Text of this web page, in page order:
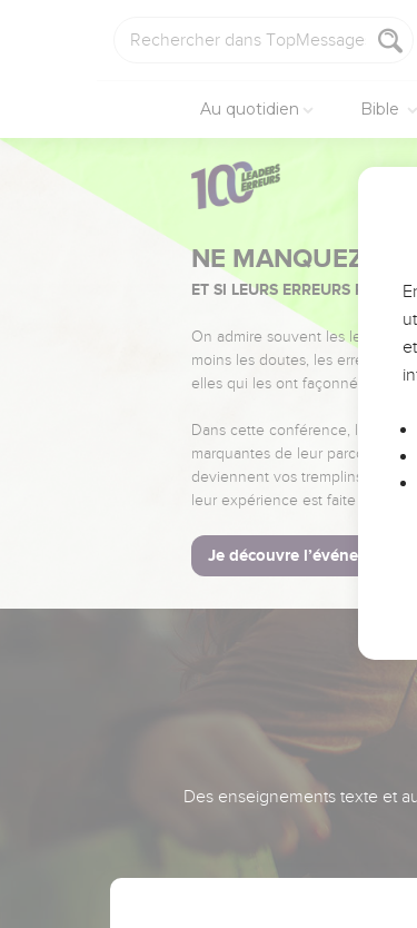
Au quotidien Bible
NE MANQUEZ PAS
ET SI LEURS ERREURS
On admire souvent les leaders
moins les doutes, les erreurs et
elles qui les ont façonnés.
Dans cette conférence, leaders,
marquantes de leur parcours et
deviennent vos tremplins. Que
leur expérience est faite pour
Je découvre l’événement
Des enseignements texte et